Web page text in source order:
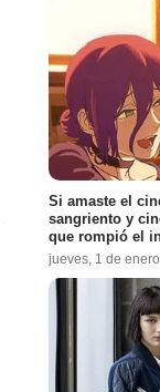
Si amaste el
sangriento y
que rompió el
jueves, 1 de